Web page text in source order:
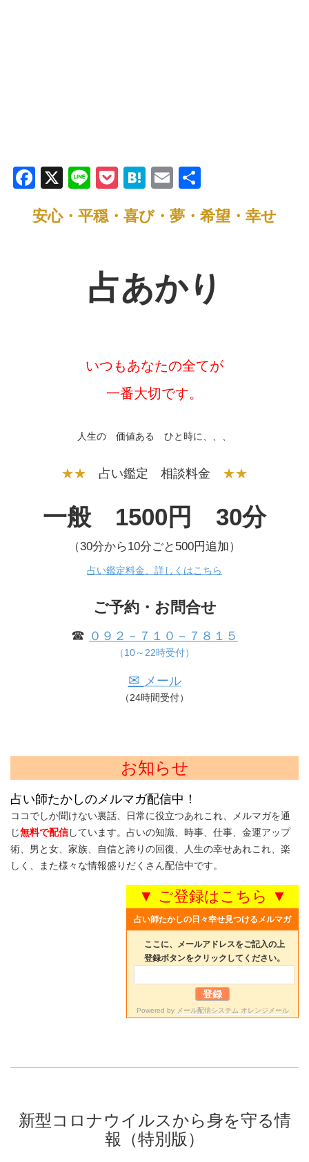
F
c
X
Li
e
P
ck
H
e
E
ail
安心・平穏・喜び・夢・希望・幸せ
占あかり
いつもあなたの全てが
一番大切です。
人生の 価値ある ひと時に、、、
★★ 占い鑑定 相談料金 ★★
一般 1500円 30分
（30分から10分ごと500円追加）
占い鑑定料金、詳しくはこちら
ご予約・お問合せ
☎ ０９２－７１０－７８１５
（10～22時受付）
✉ メール
（24時間受付）
お知らせ
占い師たかしのメルマガ配信中！
ココでしか聞けない裏話、日常に役立つあれこれ、メルマガを通
じ無料で配信しています。占いの知識、時事、仕事、金運アップ
術、男と女、家族、自信と誇りの回復、人生の幸せあれこれ、楽
しく、また様々な情報盛りだくさん配信中です。
▼ ご登録はこちら ▼
占い師たかしの日々幸せ見つけるメルマガ
ここに、メールアドレスをご記入の上
登録ボタンをクリックしてください。
Powered by メール配信システム オレンジメール
新型コロナウイルスから身を守る情
報（特別版）